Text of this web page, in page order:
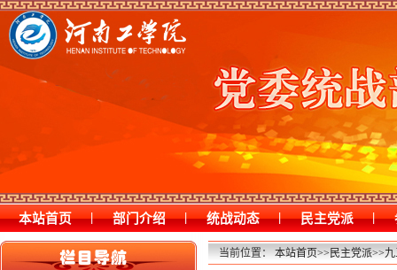
本站首页 | 部门介绍 | 统战动态 | 民主党派 |
当前位置：本站首页>>民主党派>>